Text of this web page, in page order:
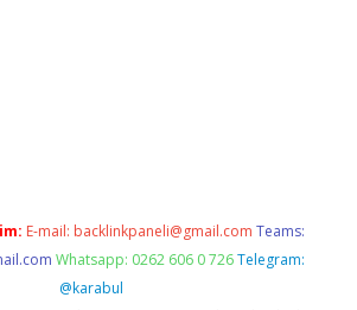
E-mail: backlinkpaneli@gmail.com Teams:
Whatsapp: 0262 606 0 726 Telegram:
@karabul